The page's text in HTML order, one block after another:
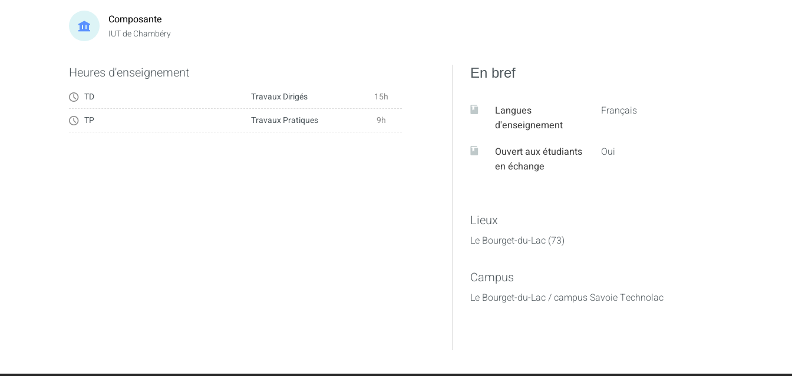
Composante
IUT de Chambéry
Heures d'enseignement
TD Travaux Dirigés
15h
TP
Travaux Pratiques 9h
En bref
Langues
d'enseignement
Français
Ouvert aux étudiants
en échange
Oui
Lieux
Le Bourget-du-Lac (73)
Campus
Le Bourget-du-Lac / campus Savoie Technolac